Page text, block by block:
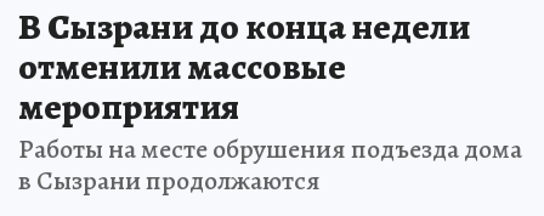
В Сызрани до конца недели
отменили массовые
мероприятия
Работы на месте обрушения подъезда дома
в Сызрани продолжаются